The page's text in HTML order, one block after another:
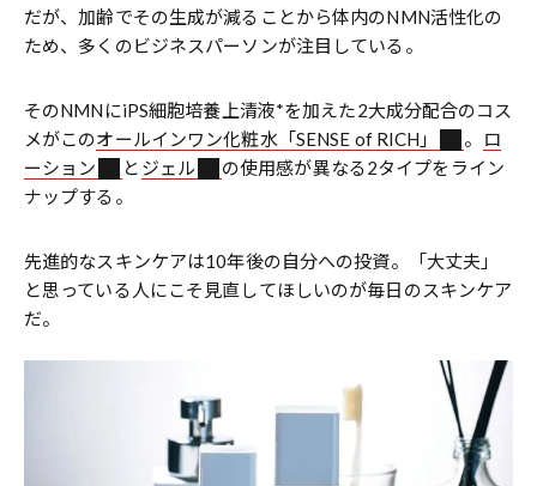
だが、加齢でその生成が減ることから体内のNMN活性化の
ため、多くのビジネスパーソンが注目している。
そのNMNにiPS細胞培養上清液*を加えた2大成分配合のコス
メがこのオールインワン化粧水「SENSE of RICH」 。
ロ
ーション
と ジェル
の使用感が異なる2タイプをライン
ナップする。
先進的なスキンケアは10年後の自分への投資。「大丈夫」
と思っている人にこそ見直してほしいのが毎日のスキンケア
だ。